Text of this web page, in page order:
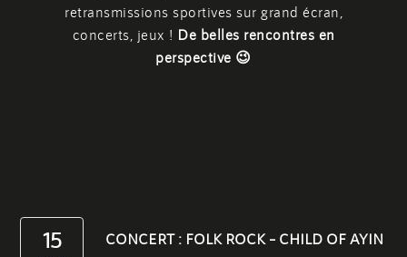
retransmissions sportives sur grand écran,
concerts, jeux ! De belles rencontres en
perspective 😉
15 CONCERT : FOLK ROCK – CHILD OF AYIN